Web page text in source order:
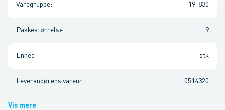
Varegruppe: 19-830
Pakkestørrelse: 9
Enhed : stk
Leverandørens varenr. : 0514320
Vis mere